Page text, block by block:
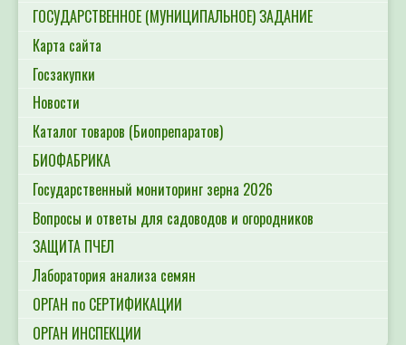
ГОСУДАРСТВЕННОЕ (МУНИЦИПАЛЬНОЕ) ЗАДАНИЕ
Карта сайта
Госзакупки
Новости
Каталог товаров (Биопрепаратов)
БИОФАБРИКА
Государственный мониторинг зерна 2026
Вопросы и ответы для садоводов и огородников
ЗАЩИТА ПЧЕЛ
Лаборатория анализа семян
ОРГАН по СЕРТИФИКАЦИИ
ОРГАН ИНСПЕКЦИИ